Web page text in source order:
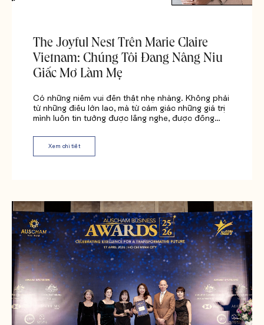
The Joyful Nest Trên Marie Claire
Vietnam: Chúng Tôi Đang Nâng Niu
Giấc Mơ Làm Mẹ
Có những niềm vui đến thật nhẹ nhàng. Không phải
từ những điều lớn lao, mà từ cảm giác những giá trị
mình luôn tin tưởng được lắng nghe, được đồng…
Xem chi tiết